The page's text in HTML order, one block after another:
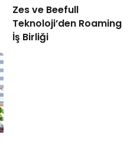
Zes ve Beefull
Teknoloji’den Roaming
İş Birliği